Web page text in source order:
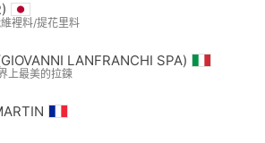
裡料/提花里料
LANFRANCHI SPA)
上最美的拉鍊